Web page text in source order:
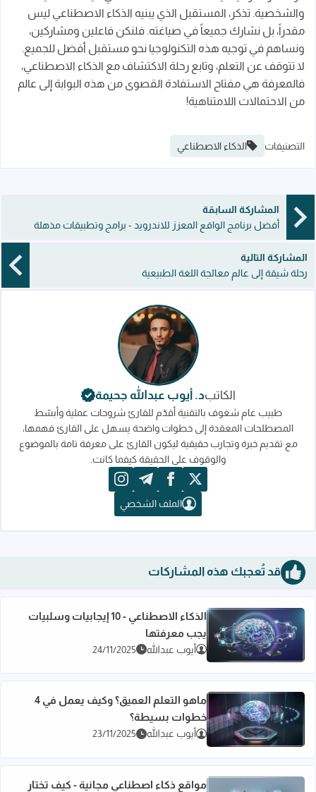
والشخصية. تذكر، المستقبل الذي يبنيه الذكاء الاصطناعي ليس
مقدراً، بل نشارك جميعاً في صياغته. فلنكن فاعلين ومشاركين،
ونساهم في توجيه هذه التكنولوجيا نحو مستقبل أفضل للجميع.
لا تتوقف عن التعلم، وتابع رحلة الاكتشاف مع الذكاء الاصطناعي،
فالمعرفة هي مفتاح الاستفادة القصوى من هذه البوابة إلى عالم
من الاحتمالات اللامتناهية!
التصنيفات الذكاء الاصطناعي
المشاركة السابقة
أفضل برنامج الواقع المعزز للاندرويد - برامج وتطبيقات مذهلة
المشاركة التالية
رحلة شيقة إلى عالم معالجة اللغة الطبيعية
الكاتبد. أيوب عبدالله جحيمة
طبيب عام شغوف بالتقنية أقدّم للقارئ شروحات عملية وأبسّط
المصطلحات المعقدة إلى خطوات واضحة يسهل على القارئ فهمها،
مع تقديم خبرة وتجارب حقيقية ليكون القارئ على معرفة تامة بالموضوع
والوقوف على الحقيقة كيفما كانت.
x
facebook
telegram
instagram
الملف الشخصي
قد تُعجبك هذه المشاركات
اقرأ المزيد عن الذكاء الاصطناعي - 10 إيجابيات وسلبيات يجب معرفتها
الذكاء الاصطناعي - 10 إيجابيات وسلبيات
يجب معرفتها
أيوب عبدالله 24/11/2025
اقرأ المزيد عن ماهو التعلم العميق؟ وكيف يعمل في 4 خطوات بسيطة؟
ماهو التعلم العميق؟ وكيف يعمل في 4
خطوات بسيطة؟
أيوب عبدالله 23/11/2025
مواقع ذكاء اصطناعي مجانية - كيف تختار